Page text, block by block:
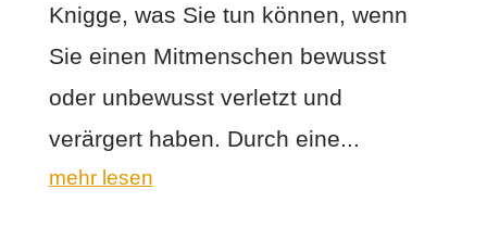
Knigge, was Sie tun können, wenn
Sie einen Mitmenschen bewusst
oder unbewusst verletzt und
verärgert haben. Durch eine...
mehr lesen